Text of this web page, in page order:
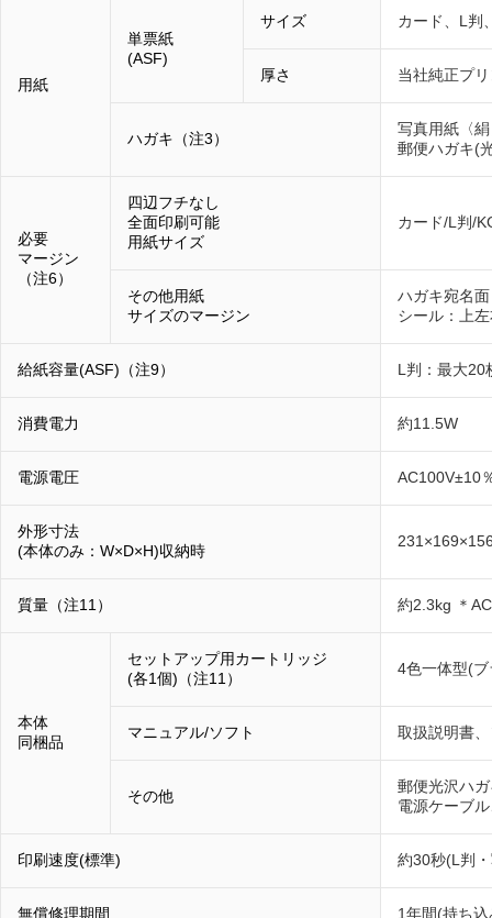
用紙
単票紙
(ASF)
サイズ カード、L判
厚さ 当社純正プ
ハガキ（注3）
写真用紙〈
郵便ハガキ(
必要
マージン
（注6）
四辺フチなし
全面印刷可能
用紙サイズ
カード/L判/
その他用紙
サイズのマージン
ハガキ宛名
シール：上
給紙容量(ASF)（注9） L判：最大20
消費電力 約11.5W
電源電圧 AC100V±10
外形寸法
(本体のみ：W×D×H)収納時
質量（注11） 約2.3kg ＊
本体
同梱品
セットアップ用カートリッジ
(各1個)（注11）
4色一体型(
マニュアル/ソフト 取扱説明書
その他
郵便光沢ハ
電源ケーブ
印刷速度(標準) 約30秒(L判
無償修理期間 1年間(持ち